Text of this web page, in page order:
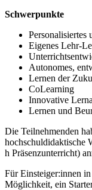
Schwerpunkte
Personalisiertes
Eigenes Lehr-
Autonomes,
Lernen der
CoLearning
Innovative
Lernen und
Die Teilnehmenden
hochschuldidaktische
h Präsenzunterricht)
Für Einsteiger:innen
Möglichkeit, ein